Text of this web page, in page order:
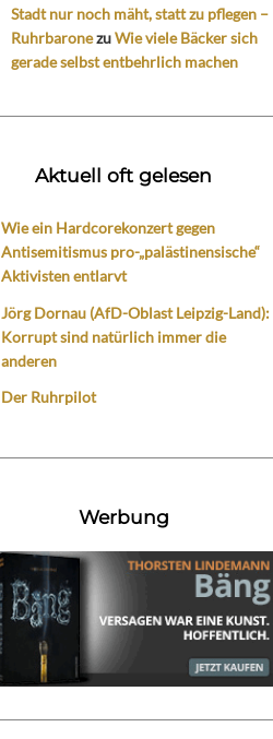
Stadt nur noch mäht, statt zu pflegen –
RuhrbaronezuWie viele Bäcker sich
gerade selbst entbehrlich machen
Aktuell oft gelesen
Wie ein Hardcorekonzert gegen
Antisemitismus pro-„palästinensische“
Aktivisten entlarvt
Jörg Dornau (AfD-Oblast Leipzig-Land):
Korrupt sind natürlich immer die
anderen
Der Ruhrpilot
Werbung